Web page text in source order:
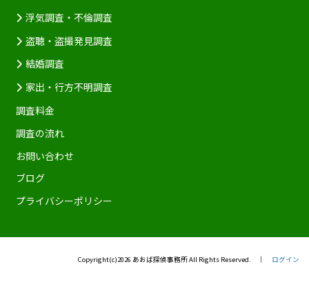
浮気調査・不倫調査
盗聴・盗撮発見調査
結婚調査
家出・行方不明調査
調査料金
調査の流れ
お問い合わせ
ブログ
プライバシーポリシー
Copyright(c)2026 あおば探偵事務所 All Rights Reserved. │ ログイン